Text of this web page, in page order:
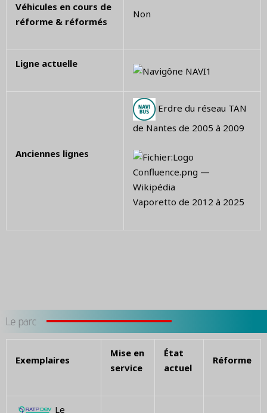
Véhicules en cours de
réforme & réformés
Non
Ligne actuelle
Anciennes lignes
Erdre du réseau TAN
de Nantes de 2005 à 2009
Vaporetto de 2012 à 2025
Le parc
Exemplaires
Mise en
service
État
actuel
Réforme
Le